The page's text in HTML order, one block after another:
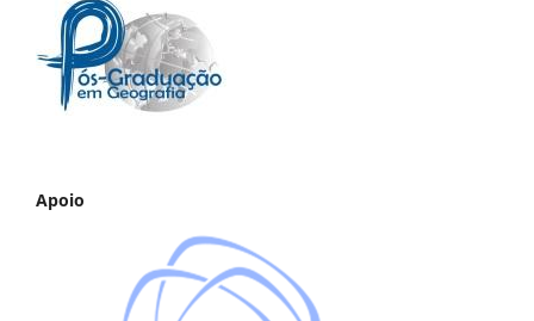
Apoio